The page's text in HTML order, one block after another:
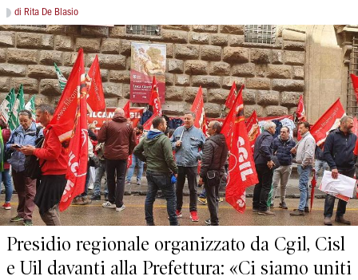
di Rita De Blasio
Presidio regionale organizzato da Cgil, Cisl
e Uil davanti alla Prefettura: «Ci siamo uniti